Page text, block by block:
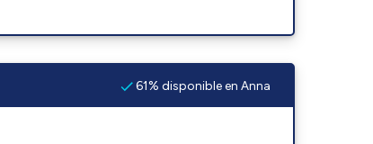
61% disponible en Anna